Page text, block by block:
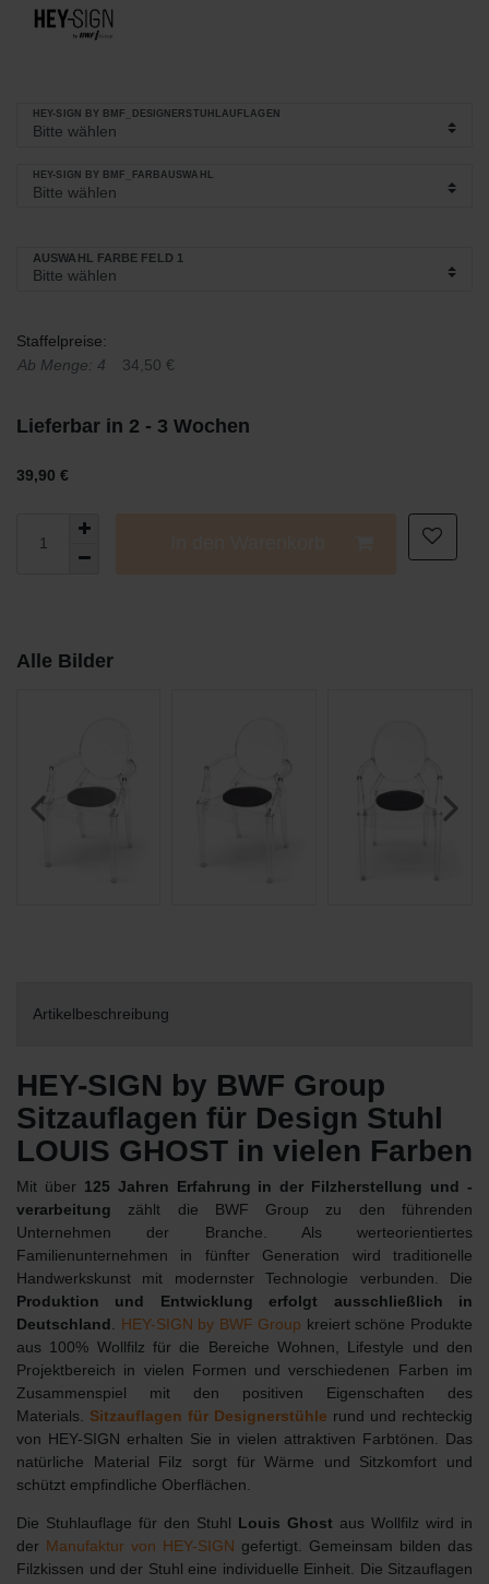
HEY-SIGN BY BMF_DESIGNERSTUHLAUFLAGEN
HEY-SIGN BY BMF_FARBAUSWAHL
AUSWAHL FARBE FELD 1
Staffelpreise:
Ab Menge: 4
34,50 €
Lieferbar in 2 - 3 Wochen
39,90 €
Alle Bilder
Artikelbeschreibung
HEY-SIGN by BWF Group
Sitzauflagen für Design Stuhl
LOUIS GHOST in vielen Farben
Mit über 125 Jahren Erfahrung in der Filzherstellung und -
verarbeitung zählt die BWF Group zu den führenden
Unternehmen der Branche. Als werteorientiertes
Familienunternehmen in fünfter Generation wird traditionelle
Handwerkskunst mit modernster Technologie verbunden. Die
Produktion und Entwicklung erfolgt ausschließlich in
Deutschland
HEY-SIGN by BWF Group kreiert schöne Produkte
aus 100% Wollfilz für die Bereiche Wohnen, Lifestyle und den
Projektbereich in vielen Formen und verschiedenen Farben im
Zusammenspiel mit den positiven Eigenschaften des
Materials. Sitzauflagen für Designerstühle rund und rechteckig
von HEY-SIGN erhalten Sie in vielen attraktiven Farbtönen. Das
natürliche Material Filz sorgt für Wärme und Sitzkomfort und
schützt empfindliche Oberflächen.
Die Stuhlauflage für den Stuhl Louis Ghost aus Wollfilz wird in
der Manufaktur von HEY-SIGN gefertigt. Gemeinsam bilden das
Filzkissen und der Stuhl eine individuelle Einheit. Die Sitzauflagen